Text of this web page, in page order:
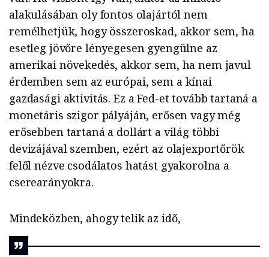
alakulásában oly fontos olajártól nem
remélhetjük, hogy összeroskad, akkor sem, ha
esetleg jövőre lényegesen gyengülne az
amerikai növekedés, akkor sem, ha nem javul
érdemben sem az európai, sem a kínai
gazdasági aktivitás. Ez a Fed-et tovább tartaná a
monetáris szigor pályáján, erősen vagy még
erősebben tartaná a dollárt a világ többi
devizájával szemben, ezért az olajexportőrök
felől nézve csodálatos hatást gyakorolna a
cserearányokra.
Mindeközben, ahogy telik az idő,